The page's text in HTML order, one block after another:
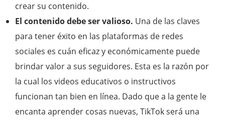
crear su contenido.
El contenido debe ser valioso. Una de las claves
para tener éxito en las plataformas de redes
sociales es cuán eficaz y económicamente puede
brindar valor a sus seguidores. Esta es la razón por
la cual los videos educativos o instructivos
funcionan tan bien en línea. Dado que a la gente le
encanta aprender cosas nuevas, TikTok será una